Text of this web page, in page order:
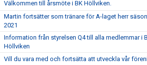
Välkommen till årsmöte i BK Höllviken.
Martin fortsätter som tränare för A-laget herr
2021
Information från styrelsen Q4 till alla medlemmar i
Höllviken
Vill du vara med och fortsätta att utveckla vår